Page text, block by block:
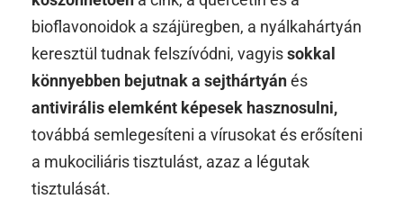
bioflavonoidok a szájüregben, a nyálkahártyán
keresztül tudnak felszívódni, vagyissokkal
könnyebben bejutnak a sejthártyánés
antivirális elemként képesek hasznosulni,
továbbá semlegesíteni a vírusokat és erősíteni
a mukociliáris tisztulást, azaz a légutak
tisztulását.